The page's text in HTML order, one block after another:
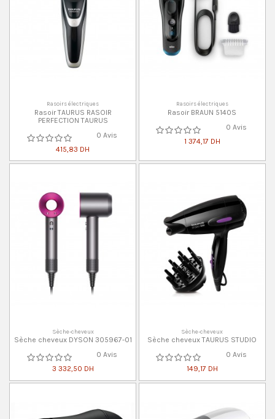
Rasoirs électriques
Rasoir TAURUS RASOIR
PERFECTION TAURUS
0 Avis
415,83 DH
Rasoirs électriques
Rasoir BRAUN 5140S
0 Avis
1 374,17 DH
Sèche-cheveux
Sèche cheveux DYSON 305967-01
0 Avis
3 332,50 DH
Sèche-cheveux
Sèche cheveux TAURUS STUDIO
0 Avis
149,17 DH